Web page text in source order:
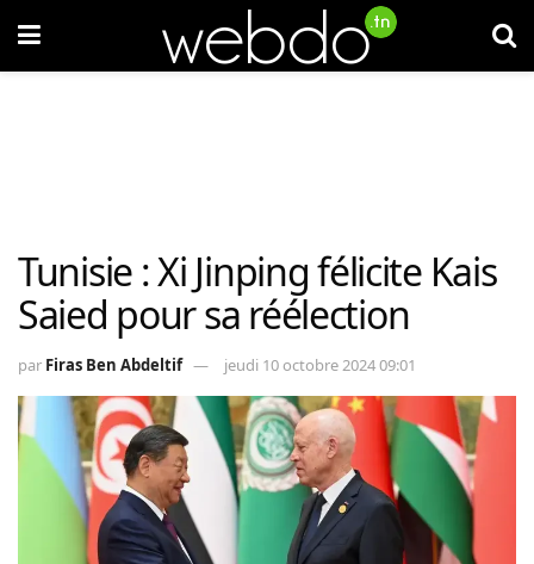
Tunisie : Xi Jinping félicite Kais
Saied pour sa réélection
par Firas Ben Abdeltif jeudi 10 octobre 2024 09:01